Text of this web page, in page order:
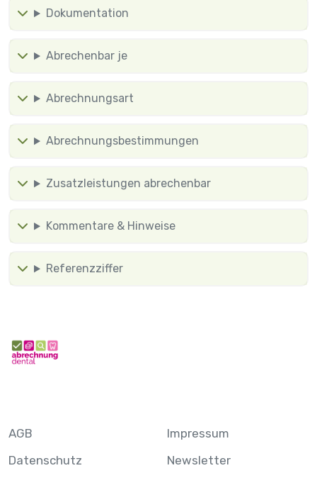
Dokumentation
Abrechenbar je
Abrechnungsart
Abrechnungsbestimmungen
Zusatzleistungen abrechenbar
Kommentare & Hinweise
Referenzziffer
AGB
Datenschutz
Impressum
Newsletter